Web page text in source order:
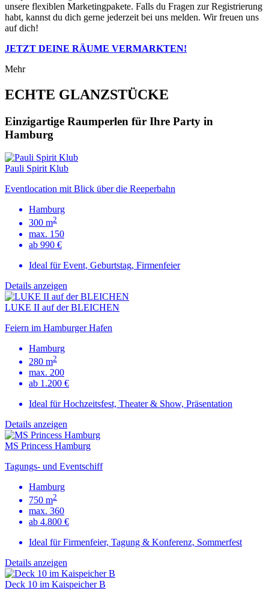
unsere flexiblen Marketingpakete. Falls du Fragen zur Registrierung
habt, kannst du dich gerne jederzeit bei uns melden. Wir freuen uns
auf dich!
JETZT DEINE RÄUME VERMARKTEN!
Mehr
ECHTE GLANZSTÜCKE
Einzigartige Raumperlen für Ihre Party in
Hamburg
Pauli Spirit Klub
Eventlocation mit Blick über die Reeperbahn
Hamburg
300 m2
max. 150
ab 990 €
Ideal für Event, Geburtstag, Firmenfeier
Details anzeigen
LUKE II auf der BLEICHEN
Feiern im Hamburger Hafen
Hamburg
280 m2
max. 200
ab 1.200 €
Ideal für Hochzeitsfest, Theater & Show, Präsentation
Details anzeigen
MS Princess Hamburg
Tagungs- und Eventschiff
Hamburg
750 m2
max. 360
ab 4.800 €
Ideal für Firmenfeier, Tagung & Konferenz, Sommerfest
Details anzeigen
Deck 10 im Kaispeicher B